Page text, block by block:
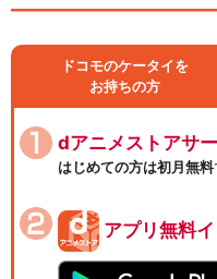
ドコモのケータイを
お持ちの方
dアニメストアサ
はじめての方は初月無料
アプリ無料